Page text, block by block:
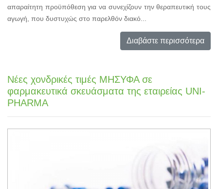
απαραίτητη προϋπόθεση για να συνεχίζουν την θεραπευτική τους
αγωγή, που δυστυχώς στο παρελθόν διακό...
Διαβάστε περισσότερα
Νέες χονδρικές τιμές ΜΗΣΥΦΑ σε
φαρμακευτικά σκευάσματα της εταιρείας UNI-
PHARMA